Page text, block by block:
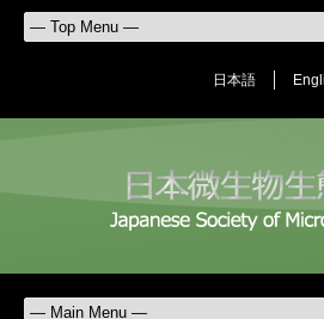
日本語